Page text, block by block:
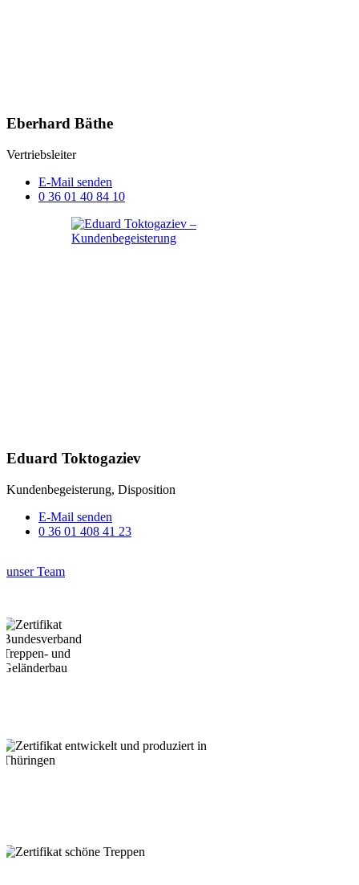
Eberhard Bäthe
Vertriebsleiter
E-Mail senden
0 36 01 40 84 10
Eduard Toktogaziev
Kundenbegeisterung, Disposition
E-Mail senden
0 36 01 408 41 23
unser Team